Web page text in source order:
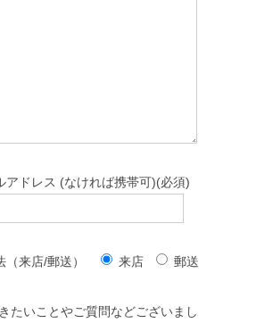
アドレス (なければ携帯可)(必須)
来店/郵送） 来店 郵送
いことやご質問などございまし